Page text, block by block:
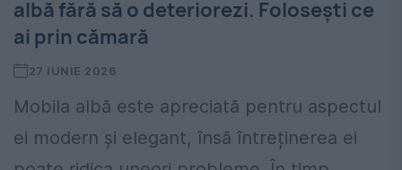
albă fără să o deteriorezi. Folosești ce
ai prin cămară
27 IUNIE 2026
Mobila albă este apreciată pentru aspectul
ei modern și elegant, însă întreținerea ei